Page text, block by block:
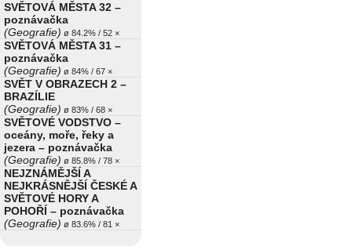
SVĚTOVÁ MĚSTA 32 –
poznávačka
(Geografie) ø 84.2% / 52 ×
SVĚTOVÁ MĚSTA 31 –
poznávačka
(Geografie) ø 84% / 67 ×
SVĚT V OBRAZECH 2 –
BRAZÍLIE
(Geografie) ø 83% / 68 ×
SVĚTOVÉ VODSTVO –
oceány, moře, řeky a
jezera – poznávačka
(Geografie) ø 85.8% / 78 ×
NEJZNÁMĚJŠÍ A
NEJKRÁSNĚJŠÍ ČESKÉ A
SVĚTOVÉ HORY A
POHOŘÍ – poznávačka
(Geografie) ø 83.6% / 81 ×